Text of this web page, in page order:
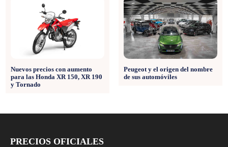
Nuevos precios con aumento
para las Honda XR 150, XR 190
y Tornado
Peugeot y el origen del nombre
de sus automóviles
PRECIOS OFICIALES